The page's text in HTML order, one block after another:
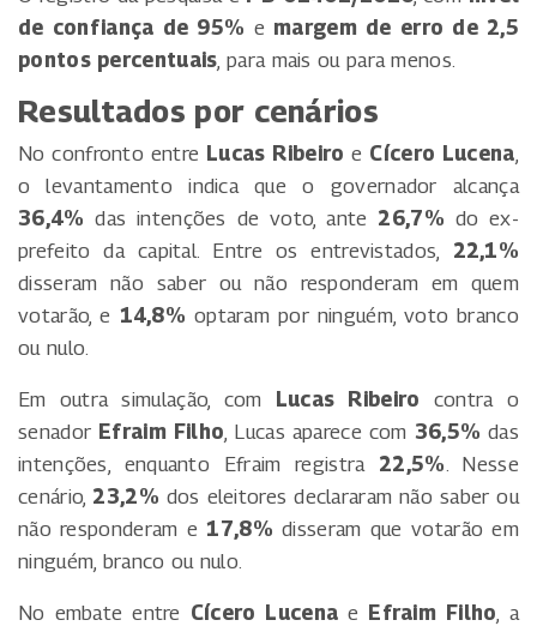
de confiança de 95% e margem de erro de 2,5
pontos percentuais, para mais ou para menos.
Resultados por cenários
No confronto entre Lucas Ribeiro e Cícero Lucena,
o levantamento indica que o governador alcança
36,4% das intenções de voto, ante 26,7% do ex-
prefeito da capital. Entre os entrevistados, 22,1%
disseram não saber ou não responderam em quem
votarão, e 14,8% optaram por ninguém, voto branco
ou nulo.
Em outra simulação, com Lucas Ribeiro contra o
senador Efraim Filho, Lucas aparece com 36,5% das
intenções, enquanto Efraim registra 22,5%. Nesse
cenário, 23,2% dos eleitores declararam não saber ou
não responderam e17,8% disseram que votarão em
ninguém, branco ou nulo.
No embate entre Cícero Lucena e Efraim Filho, a